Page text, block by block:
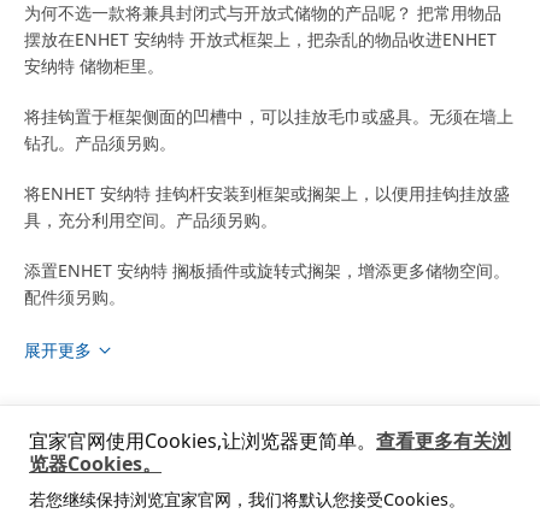
为何不选一款将兼具封闭式与开放式储物的产品呢？ 把常用物品
摆放在ENHET 安纳特 开放式框架上，把杂乱的物品收进ENHET
安纳特 储物柜里。
将挂钩置于框架侧面的凹槽中，可以挂放毛巾或盛具。无须在墙上
钻孔。产品须另购。
将ENHET 安纳特 挂钩杆安装到框架或搁架上，以便用挂钩挂放盛
具，充分利用空间。产品须另购。
添置ENHET 安纳特 搁板插件或旋转式搁架，增添更多储物空间。
配件须另购。
粉末涂层和镀锌钢经久耐用，在浸水、溅水的潮湿环境中也能使用
宽敞、明亮。产品须另购。
楔形暗榫简化了组装工作，安装件也近乎隐形。
展开更多
宜家官网使用Cookies,让浏览器更简单。 查看更多有关浏
览器Cookies。
若您继续保持浏览宜家官网，我们将默认您接受Cookies。